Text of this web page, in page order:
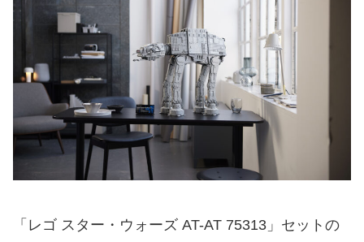
「レゴ スター・ウォーズ AT-AT 75313」セットの